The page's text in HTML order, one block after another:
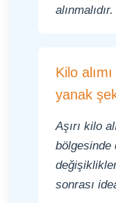
alınmalıdır.
Kilo
yanak
Aşırı kilo
bölgesinde
sonrası